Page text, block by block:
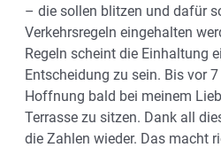
– die sollen blitzen und dafür
Verkehrsregeln eingehalten
Regeln scheint die Einhaltung
Entscheidung zu sein. Bis vor
Hoffnung bald bei meinem
Terrasse zu sitzen. Dank all
die Zahlen wieder. Das macht